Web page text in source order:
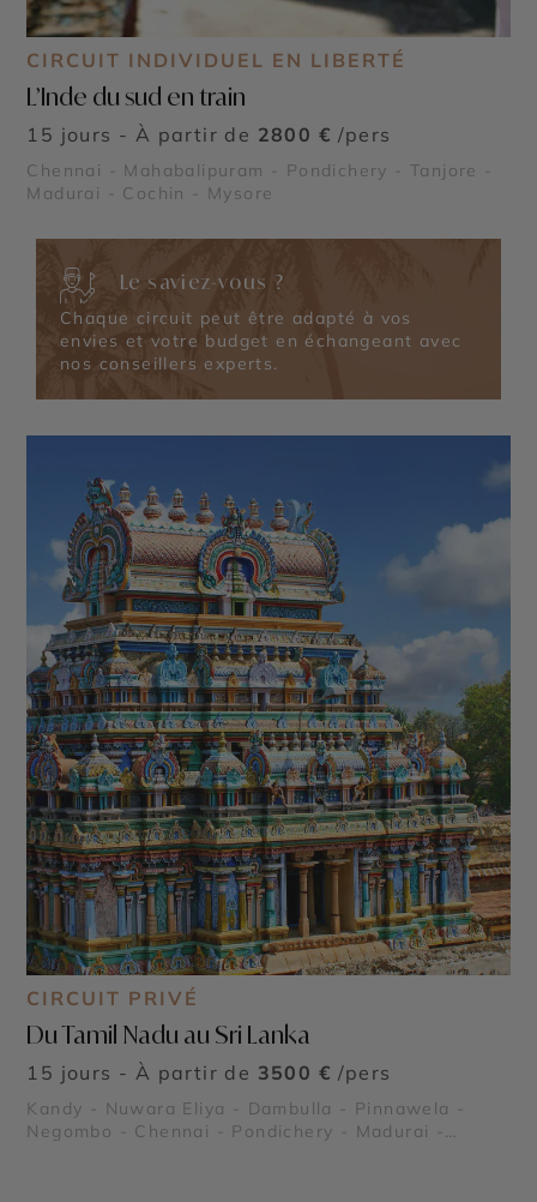
CIRCUIT INDIVIDUEL EN LIBERTÉ
L’Inde du sud en train
15 jours - À partir de 2800 € /pers
Chennai - Mahabalipuram - Pondichery - Tanjore -
Madurai - Cochin - Mysore
Le saviez-vous ?
Chaque circuit peut être adapté à vos
envies et votre budget en échangeant avec
nos conseillers experts.
CIRCUIT PRIVÉ
Du Tamil Nadu au Sri Lanka
15 jours - À partir de 3500 € /pers
Kandy - Nuwara Eliya - Dambulla - Pinnawela -
Negombo - Chennai - Pondichery - Madurai -